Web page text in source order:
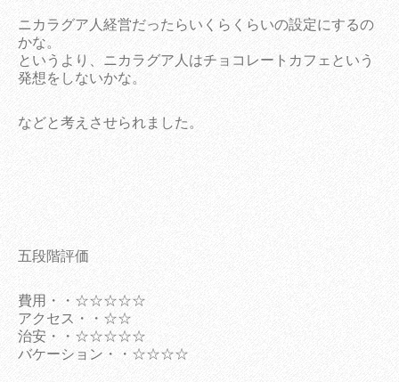
ニカラグア人経営だったらいくらくらいの設定にするの
かな。
というより、ニカラグア人はチョコレートカフェという
発想をしないかな。
などと考えさせられました。
五段階評価
費用・・☆☆☆☆☆
アクセス・・☆☆
治安・・☆☆☆☆☆
バケーション・・☆☆☆☆